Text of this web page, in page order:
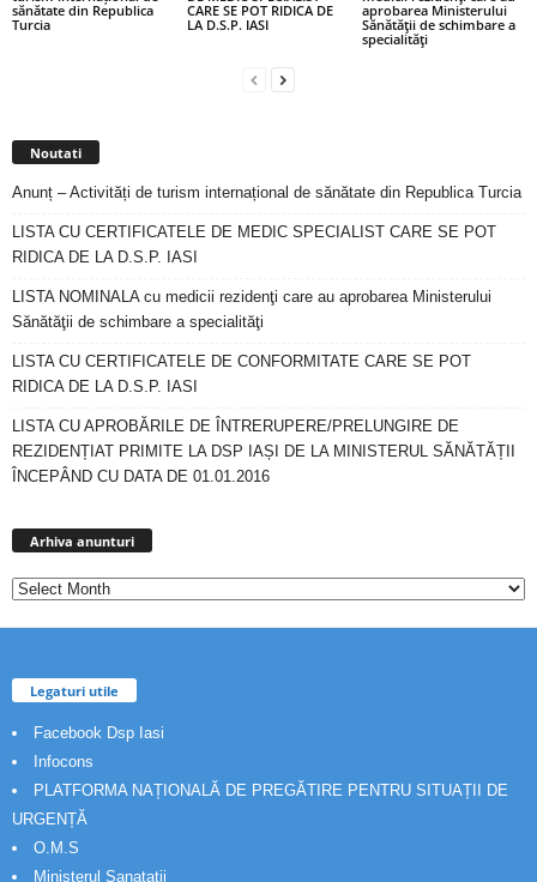
sănătate din Republica
Turcia
CARE SE POT RIDICA DE
LA D.S.P. IASI
aprobarea Ministerului
Sănătăţii de schimbare a
specialităţi
Noutati
Anunț – Activități de turism internațional de sănătate din Republica Turcia
LISTA CU CERTIFICATELE DE MEDIC SPECIALIST CARE SE POT
RIDICA DE LA D.S.P. IASI
LISTA NOMINALA cu medicii rezidenţi care au aprobarea Ministerului
Sănătăţii de schimbare a specialităţi
LISTA CU CERTIFICATELE DE CONFORMITATE CARE SE POT
RIDICA DE LA D.S.P. IASI
LISTA CU APROBĂRILE DE ÎNTRERUPERE/PRELUNGIRE DE
REZIDENȚIAT PRIMITE LA DSP IAȘI DE LA MINISTERUL SĂNĂTĂȚII
ÎNCEPÂND CU DATA DE 01.01.2016
Arhiva anunturi
Legaturi utile
Facebook Dsp Iasi
Infocons
PLATFORMA NAȚIONALĂ DE PREGĂTIRE PENTRU SITUAȚII DE
URGENȚĂ
O.M.S
Ministerul Sanatatii